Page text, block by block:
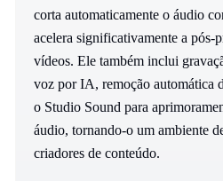
corta automaticamente o áudio
acelera significativamente a pós-
vídeos. Ele também inclui
voz por IA, remoção automática
o Studio Sound para
áudio, tornando-o um ambiente
criadores de conteúdo.